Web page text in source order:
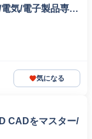
気/電子製品専門
気になる
CADをマスター/